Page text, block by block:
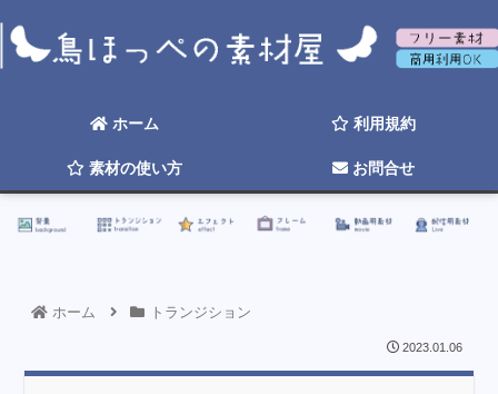
ホーム 利用規約
素材の使い方 お問合せ
☆ 2026年そろそろ更新したい ☆
ホーム トランジション
2023.01.06
トランジション エフェクト フレーム 動画用素材 配信用素材